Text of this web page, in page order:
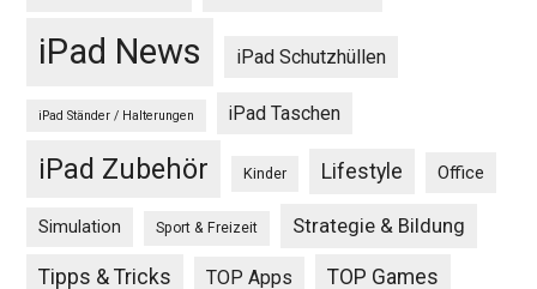
iPad News iPad Schutzhüllen
iPad Ständer / Halterungen iPad Taschen
iPad Zubehör Kinder Lifestyle Office
Simulation Sport & Freizeit Strategie & Bildung
Tipps & Tricks TOP Apps TOP Games